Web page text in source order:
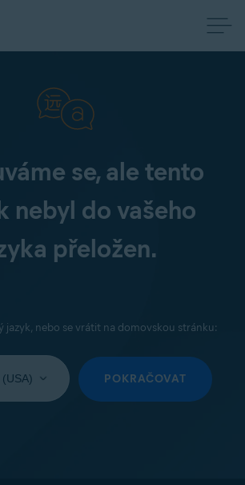
se, ale tento
nebyl do vašeho
přeložen.
jazyk, nebo se vrátit na domovskou stránku:
POKRAČOVAT